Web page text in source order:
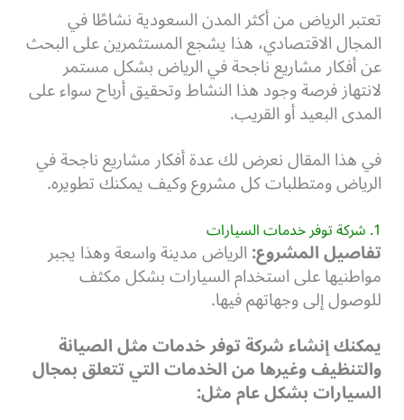
تعتبر الرياض من أكثر المدن السعودية نشاطًا في
المجال الاقتصادي، هذا يشجع المستثمرين على البحث
عن أفكار مشاريع ناجحة في الرياض بشكل مستمر
لانتهاز فرصة وجود هذا النشاط وتحقيق أرباح سواء على
المدى البعيد أو القريب.
في هذا المقال نعرض لك عدة أفكار مشاريع ناجحة في
الرياض ومتطلبات كل مشروع وكيف يمكنك تطويره.
1. شركة توفر خدمات السيارات
تفاصيل المشروع:الرياض مدينة واسعة وهذا يجبر
مواطنيها على استخدام السيارات بشكل مكثف
للوصول إلى وجهاتهم فيها.
يمكنك إنشاء شركة توفر خدمات مثل الصيانة
والتنظيف وغيرها من الخدمات التي تتعلق بمجال
السيارات بشكل عام مثل: